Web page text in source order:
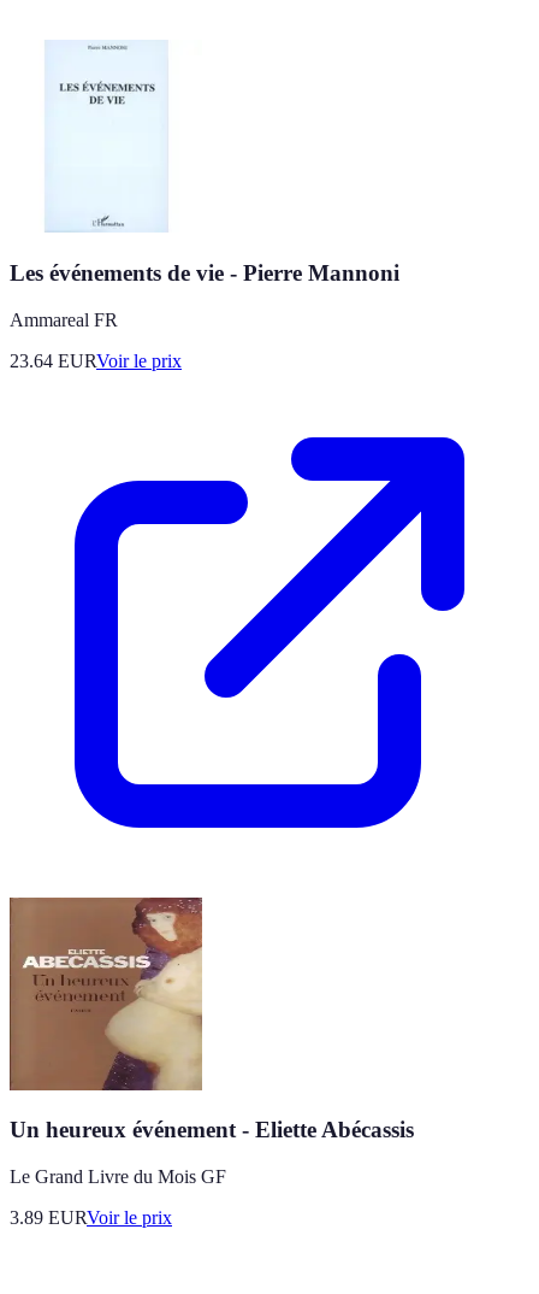
Les événements de vie - Pierre Mannoni
Ammareal FR
23.64 EURVoir le prix
Un heureux événement - Eliette Abécassis
Le Grand Livre du Mois GF
3.89 EURVoir le prix